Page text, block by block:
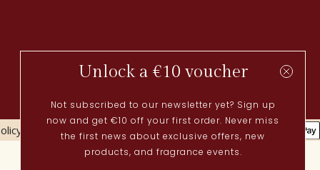
Cookies policy
Actueel
Unlock a €10 voucher
Not subscribed to our newsletter yet? Sign up
now and get €10 off your first order. Never miss
the first news about exclusive offers, new
products, and fragrance events.